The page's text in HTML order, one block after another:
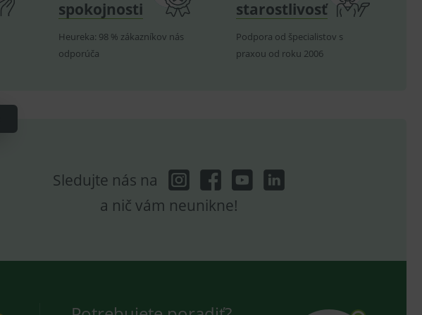
spokojnosti
Heureka: 98 % zákazníkov nás
odporúča
starostlivosť
Podpora od špecialistov s
praxou od roku 2006
Sledujte nás na
a nič vám neunikne!